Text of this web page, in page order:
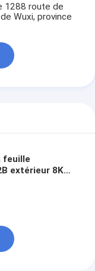
1288 route de
Wuxi, province
feuille
extérieur 8K